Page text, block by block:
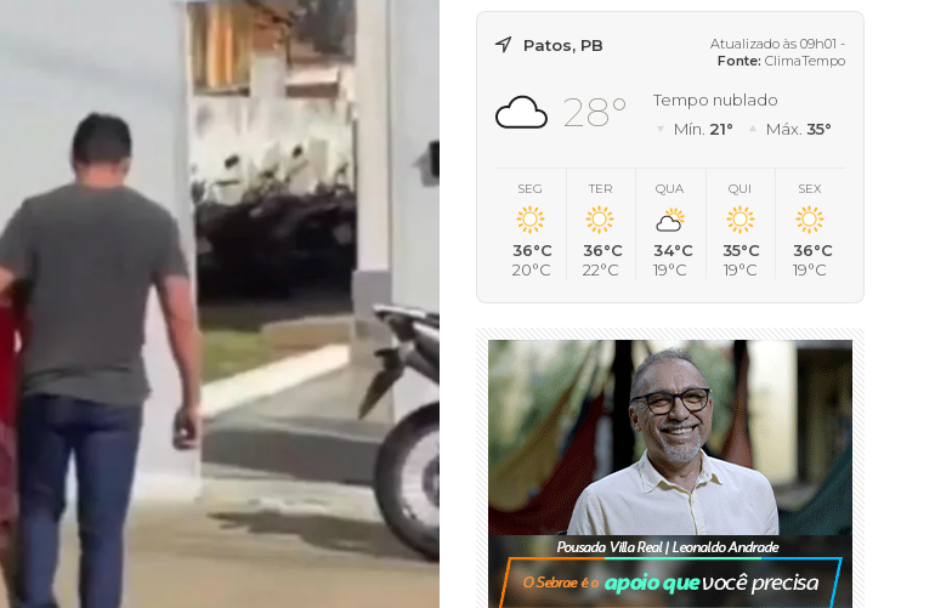
Patos, PB
Atualizado às 09h01 -
Fonte: ClimaTempo
28°
Tempo nublado
Mín. 21° Máx. 35°
SEG
36°C
20°C
TER
36°C
22°C
QUA
34°C
19°C
QUI
35°C
19°C
SEX
36°C
19°C